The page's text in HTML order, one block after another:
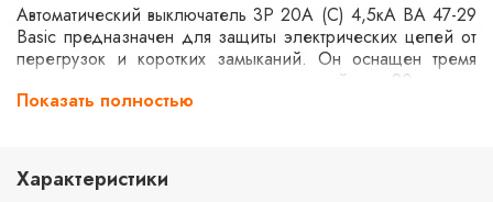
Автоматический выключатель 3P 20А (C) 4,5кА ВА 47-29
Basic предназначен для защиты электрических цепей от
перегрузок и коротких замыканий. Он оснащен тремя
полюсами и рассчитан на номинальный ток 20 ампер.
Устройство обеспечивает надежную работу в бытовых и
для эффективной защиты электроустановок.
Показать полностью
Характеристики